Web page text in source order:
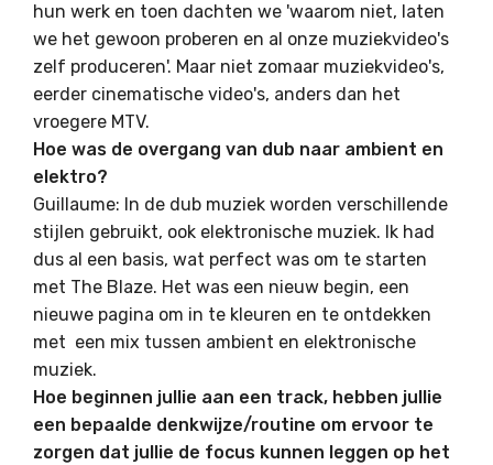
hun werk en toen dachten we 'waarom niet, laten
we het gewoon proberen en al onze muziekvideo's
zelf produceren'. Maar niet zomaar muziekvideo's,
eerder cinematische video's, anders dan het
vroegere MTV.
Hoe was de overgang van dub naar ambient en
elektro?
Guillaume: In de dub muziek worden verschillende
stijlen gebruikt, ook elektronische muziek. Ik had
dus al een basis, wat perfect was om te starten
met The Blaze. Het was een nieuw begin, een
nieuwe pagina om in te kleuren en te ontdekken
met een mix tussen ambient en elektronische
muziek.
Hoe beginnen jullie aan een track, hebben jullie
een bepaalde denkwijze/routine om ervoor te
zorgen dat jullie de focus kunnen leggen op het